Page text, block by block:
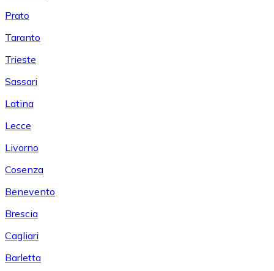
Prato
Taranto
Trieste
Sassari
Latina
Lecce
Livorno
Cosenza
Benevento
Brescia
Cagliari
Barletta